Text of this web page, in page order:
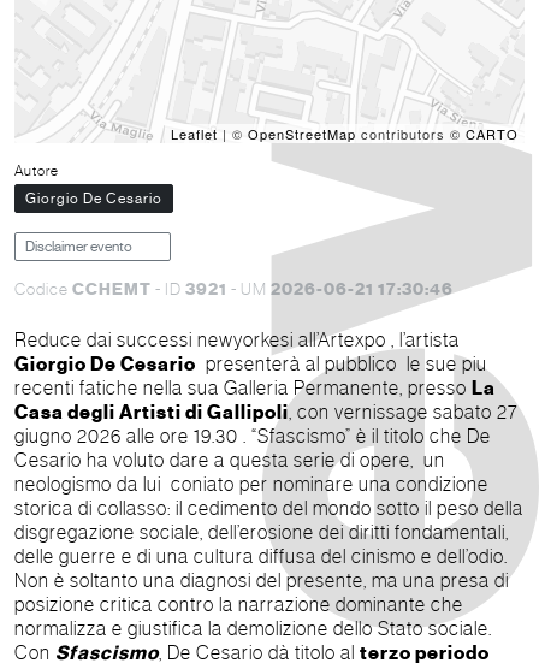
Leaflet | © OpenStreetMap contributors © CARTO
Autore
Giorgio De Cesario
Disclaimer evento
Codice CCHEMT - ID 3921 - UM 2026-06-21 17:30:46
Reduce dai successi newyorkesi all’Artexpo , l’artista
Giorgio De Cesario presenterà al pubblico le sue piu
recenti fatiche nella sua Galleria Permanente, presso La
Casa degli Artisti di Gallipoli, con vernissage sabato 27
giugno 2026 alle ore 19.30 . “Sfascismo” è il titolo che De
Cesario ha voluto dare a questa serie di opere, un
neologismo da lui coniato per nominare una condizione
storica di collasso: il cedimento del mondo sotto il peso della
disgregazione sociale, dell’erosione dei diritti fondamentali,
delle guerre e di una cultura diffusa del cinismo e dell’odio.
Non è soltanto una diagnosi del presente, ma una presa di
posizione critica contro la narrazione dominante che
normalizza e giustifica la demolizione dello Stato sociale.
Con Sfascismo, De Cesario dà titolo al terzo periodo